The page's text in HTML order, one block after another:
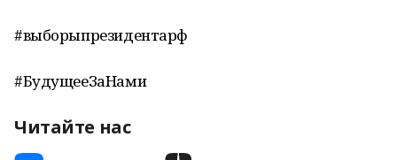
#выборыпрезидентарф
#БудущееЗаНами
Читайте нас